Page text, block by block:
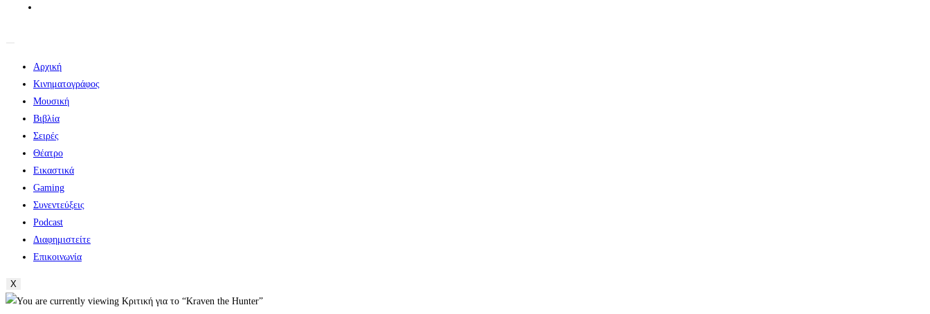
Αρχική
Κινηματογράφος
Μουσική
Βιβλία
Σειρές
Θέατρο
Εικαστικά
Gaming
Συνεντεύξεις
Podcast
Διαφημιστείτε
Επικοινωνία
X